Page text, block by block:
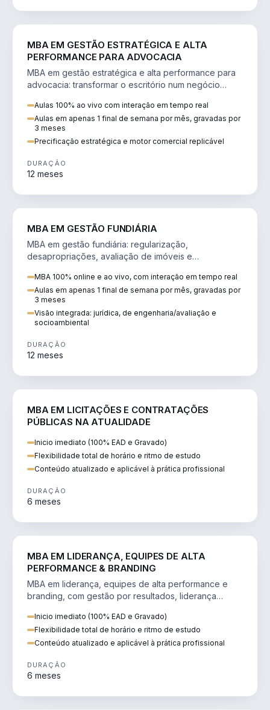
MBA EM GESTÃO ESTRATÉGICA E ALTA
PERFORMANCE PARA ADVOCACIA
MBA em gestão estratégica e alta performance para
advocacia: transformar o escritório num negócio
Aulas 100% ao vivo com interação em tempo real
Aulas em apenas 1 final de semana por mês, gravadas por
3 meses
Precificação estratégica e motor comercial replicável
DURAÇÃO
12 meses
MBA EM GESTÃO FUNDIÁRIA
MBA em gestão fundiária: regularização,
desapropriações, avaliação de imóveis e
MBA 100% online e ao vivo, com interação em tempo real
Aulas em apenas 1 final de semana por mês, gravadas por
3 meses
Visão integrada: jurídica, de engenharia/avaliação e
socioambiental
DURAÇÃO
12 meses
MBA EM LICITAÇÕES E CONTRATAÇÕES
PÚBLICAS NA ATUALIDADE
Inicio imediato (100% EAD e Gravado)
Flexibilidade total de horário e ritmo de estudo
Conteúdo atualizado e aplicável à prática profissional
DURAÇÃO
6 meses
MBA EM LIDERANÇA, EQUIPES DE ALTA
PERFORMANCE & BRANDING
MBA em liderança, equipes de alta performance e
branding, com gestão por resultados, liderança
Inicio imediato (100% EAD e Gravado)
Flexibilidade total de horário e ritmo de estudo
Conteúdo atualizado e aplicável à prática profissional
DURAÇÃO
6 meses